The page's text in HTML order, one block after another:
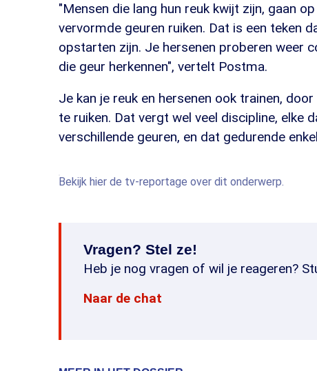
"Mensen die lang hun reuk kwijt zijn, gaan
vervormde geuren ruiken. Dat is een teken
opstarten zijn. Je hersenen proberen weer
die geur herkennen", vertelt Postma.
Je kan je reuk en hersenen ook trainen,
te ruiken. Dat vergt wel veel discipline, elke
verschillende geuren, en dat gedurende
Bekijk hier de tv-reportage over dit onderwerp.
Vragen? Stel ze!
Heb je nog vragen of wil je reageren?
Naar de chat